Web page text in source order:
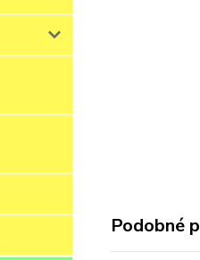
Podobné